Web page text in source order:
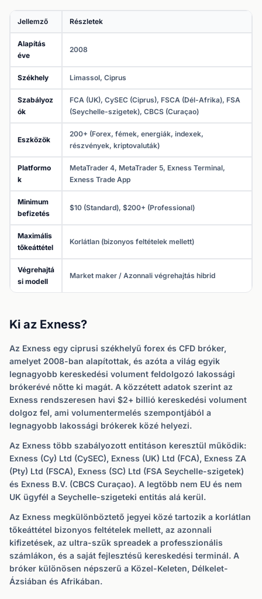
Jellemző Részletek
Alapítás
éve
2008
Székhely Limassol, Ciprus
Szabályoz
ók
FCA (UK), CySEC (Ciprus), FSCA (Dél-Afrika), FSA
(Seychelle-szigetek), CBCS (Curaçao)
Eszközök
200+ (Forex, fémek, energiák, indexek,
részvények, kriptovaluták)
Platformo
k
MetaTrader 4, MetaTrader 5, Exness Terminal,
Exness Trade App
Minimum
befizetés
$10 (Standard), $200+ (Professional)
Maximális
tőkeáttétel
Korlátlan (bizonyos feltételek mellett)
Végrehajtá
si modell
Market maker / Azonnali végrehajtás hibrid
Ki az Exness?
Az Exness egy ciprusi székhelyű forex és CFD bróker,
amelyet 2008-ban alapítottak, és azóta a világ egyik
legnagyobb kereskedési volument feldolgozó lakossági
brókerévé nőtte ki magát. A közzétett adatok szerint az
Exness rendszeresen havi $2+ billió kereskedési volument
dolgoz fel, ami volumentermelés szempontjából a
legnagyobb lakossági brókerek közé helyezi.
Az Exness több szabályozott entitáson keresztül működik:
Exness (Cy) Ltd (CySEC), Exness (UK) Ltd (FCA), Exness ZA
(Pty) Ltd (FSCA), Exness (SC) Ltd (FSA Seychelle-szigetek)
és Exness B.V. (CBCS Curaçao). A legtöbb nem EU és nem
UK ügyfél a Seychelle-szigeteki entitás alá kerül.
Az Exness megkülönböztető jegyei közé tartozik a korlátlan
tőkeáttétel bizonyos feltételek mellett, az azonnali
kifizetések, az ultra-szűk spreadek a professzionális
számlákon, és a saját fejlesztésű kereskedési terminál. A
bróker különösen népszerű a Közel-Keleten, Délkelet-
Ázsiában és Afrikában.